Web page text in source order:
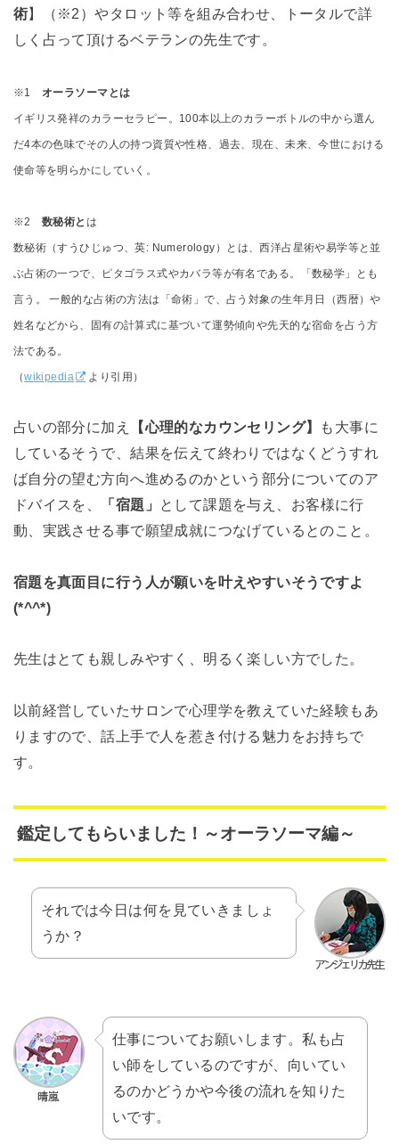
術】（※2）やタロット等を組み合わせ、トータルで詳
しく占って頂けるベテランの先生です。
※1 オーラソーマとは
イギリス発祥のカラーセラピー。100本以上のカラーボトルの中から選ん
だ4本の色味でその人の持つ資質や性格、過去、現在、未来、今世における
使命等を明らかにしていく。
※2数秘術と は
数秘術（すうひじゅつ、英: Numerology）とは、西洋占星術や易学等と並
ぶ占術の一つで、ピタゴラス式やカバラ等が有名である。「数秘学」とも
言う。 一般的な占術の方法は「命術」で、占う対象の生年月日（西暦）や
姓名などから、固有の計算式に基づいて運勢傾向や先天的な宿命を占う方
法である。
（wikipedia より引用）
占いの部分に加え 【心理的なカウンセリング】
も大事に
しているそうで、結果を伝えて終わりではなくどうすれ
ば自分の望む方向へ進めるのかという部分についてのア
ドバイスを、
「宿題」
として課題を与え、お客様に行
動、実践させる事で願望成就につなげているとのこと。
宿題を真面目に行う人が願いを叶えやすいそうですよ
(*^^*)
先生はとても親しみやすく、明るく楽しい方でした。
以前経営していたサロンで心理学を教えていた経験もあ
りますので、話上手で人を惹き付ける魅力をお持ちで
す。
鑑定してもらいました！～オーラソーマ編～
それでは今日は何を見ていきましょ
うか？
仕事についてお願いします。私も占
い師をしているのですが、向いてい
るのかどうかや今後の流れを知りた
いです。